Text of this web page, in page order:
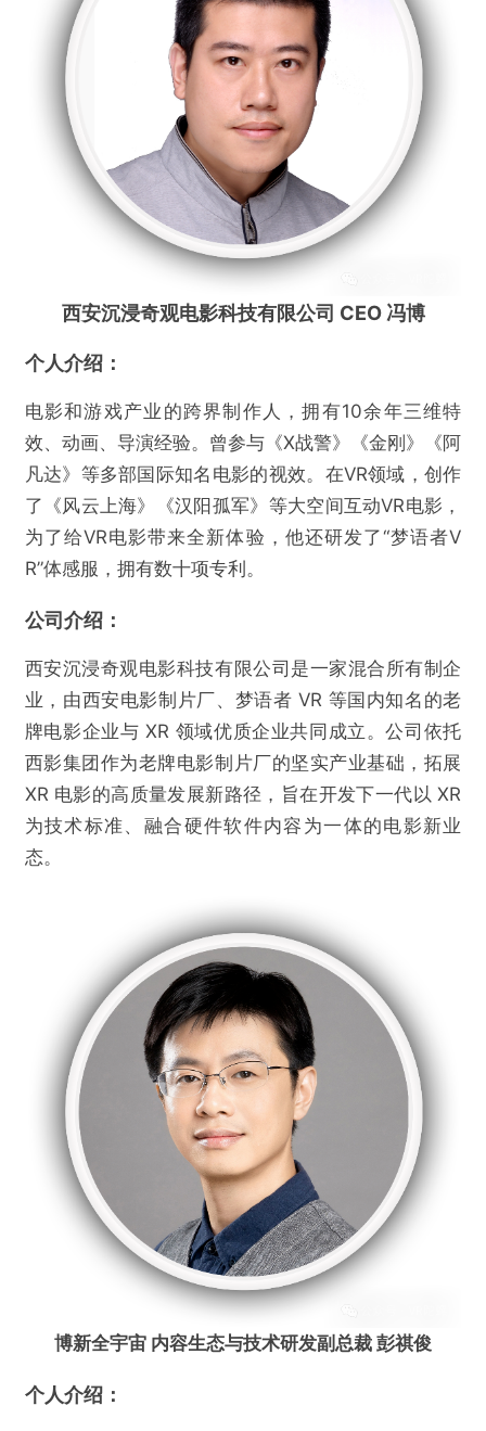
西安沉浸奇观电影科技有限公司 CEO 冯博
个人介绍：
电影和游戏产业的跨界制作人，拥有10余年三维特
效、动画、导演经验。曾参与《X战警》《金刚》《阿
凡达》等多部国际知名电影的视效。在VR领域，创作
了《风云上海》《汉阳孤军》等大空间互动VR电影，
为了给VR电影带来全新体验，他还研发了“梦语者V
R”体感服，拥有数十项专利。
公司介绍：
西安沉浸奇观电影科技有限公司是一家混合所有制企
业，由西安电影制片厂、梦语者 VR 等国内知名的老
牌电影企业与 XR 领域优质企业共同成立。公司依托
西影集团作为老牌电影制片厂的坚实产业基础，拓展
XR 电影的高质量发展新路径，旨在开发下一代以 XR
为技术标准、融合硬件软件内容为一体的电影新业
态。
博新全宇宙 内容生态与技术研发副总裁 彭祺俊
个人介绍：